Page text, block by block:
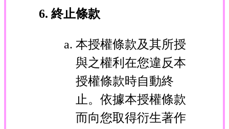
6. 終止條款
本授權條款及其所授
與之權利在您違反本
授權條款時自動終
止。依據本授權條款
而向您取得衍生著作